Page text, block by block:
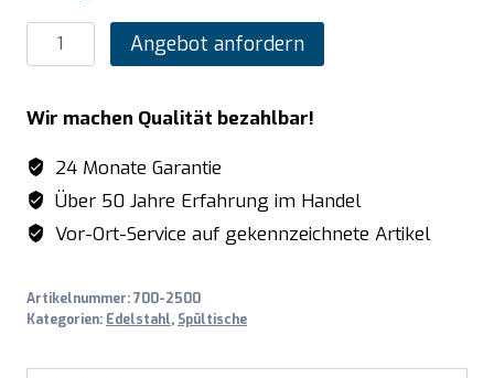
SARO
Spültisch
B
700
x
T
700
Menge
Angebot anfordern
Wir machen Qualität bezahlbar!
24 Monate Garantie
Über 50 Jahre Erfahrung im Handel
Vor-Ort-Service auf gekennzeichnete Artikel
Artikelnummer:700-2500
Kategorien: Edelstahl, Spültische